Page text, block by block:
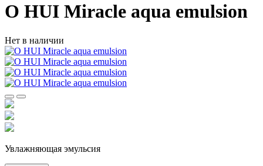
O HUI Miracle aqua emulsion
Нет в наличии
Увлажняющая эмульсия